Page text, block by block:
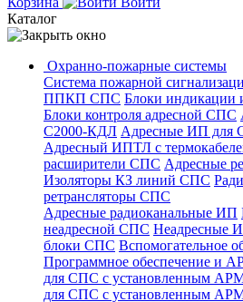
Каталог
Охранно-пожарные системы
Система пожарной
ППКП СПС Блоки индикации
Блоки контроля адресной СПС
С2000-КДЛ Адресные ИП для
Адресный ИПТЛ с
расширители СПС Адресные
Изоляторы КЗ линий СПС
ретрансляторы СПС
Адресные радиоканальные ИП
неадресной СПС Неадресные
блоки СПС Вспомогательное
Программное обеспечение и
для СПС с установленным
для СПС с установленным